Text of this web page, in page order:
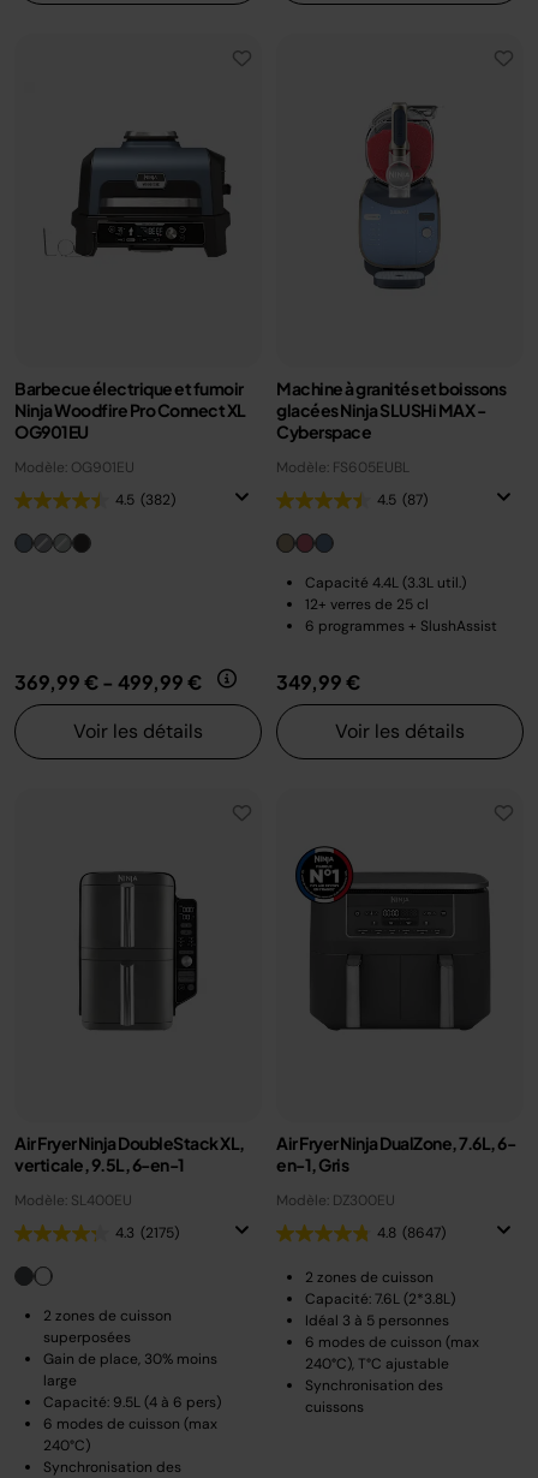
Barbecue électrique et fumoir
Ninja Woodfire Pro Connect XL
OG901EU
Modèle: OG901EU
4.5 (382)
369,99 €- 499,99 €
Voir les détails
Machine à granités et boissons
glacées Ninja SLUSHi MAX -
Cyberspace
Modèle: FS605EUBL
4.5 (87)
Capacité 4.4L (3.3L util.)
12+ verres de 25 cl
6 programmes + SlushAssist
349,99 €
Voir les détails
Air Fryer Ninja DoubleStack XL,
verticale, 9.5L, 6-en-1
Modèle: SL400EU
4.3 (2175)
2 zones de cuisson
superposées
Gain de place, 30% moins
large
Capacité: 9.5L (4 à 6 pers)
6 modes de cuisson (max
240°C)
Synchronisation des
Air Fryer Ninja DualZone, 7.6L, 6-
en-1, Gris
Modèle: DZ300EU
4.8 (8647)
2 zones de cuisson
Capacité: 7.6L (2*3.8L)
Idéal 3 à 5 personnes
6 modes de cuisson (max
240°C), T°C ajustable
Synchronisation des
cuissons